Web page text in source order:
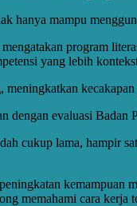
hanya mampu
program
yang lebih
dengan evaluasi
cukup lama, hampir
kemampuan
memahami cara